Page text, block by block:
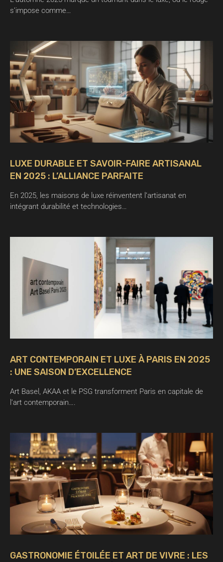
s’impose comme…
LUXE DURABLE ET SAVOIR-FAIRE ARTISANAL
EN 2025 : L’ALLIANCE PARFAITE
En 2025, les maisons de luxe réinventent l’artisanat en
intégrant durabilité et technologies…
ART CONTEMPORAIN ET LUXE À PARIS EN 2025
: UNE SAISON D’EXCELLENCE
Art Basel, AKAA et le PSG transforment Paris en capitale de
l’art contemporain….
GASTRONOMIE ÉTOILÉE ET ART DE VIVRE : LES